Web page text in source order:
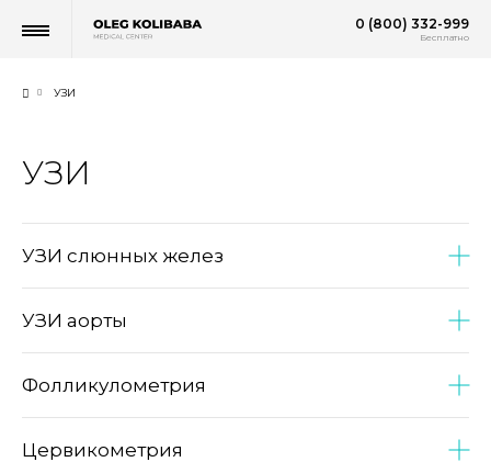
0 (800) 332-999
Бесплатно
УЗИ
УЗИ
УЗИ слюнных желез
УЗИ аорты
Фолликулометрия
Цервикометрия